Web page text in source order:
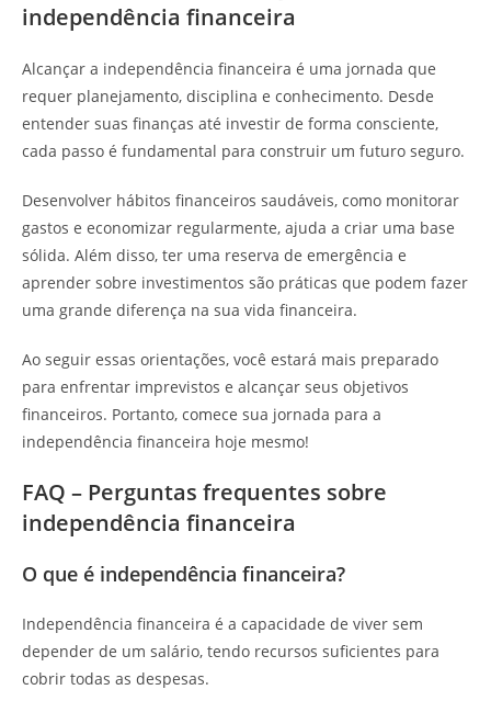
independência financeira
Alcançar a independência financeira é uma jornada que
requer planejamento, disciplina e conhecimento. Desde
entender suas finanças até investir de forma consciente,
cada passo é fundamental para construir um futuro seguro.
Desenvolver hábitos financeiros saudáveis, como monitorar
gastos e economizar regularmente, ajuda a criar uma base
sólida. Além disso, ter uma reserva de emergência e
aprender sobre investimentos são práticas que podem fazer
uma grande diferença na sua vida financeira.
Ao seguir essas orientações, você estará mais preparado
para enfrentar imprevistos e alcançar seus objetivos
financeiros. Portanto, comece sua jornada para a
independência financeira hoje mesmo!
FAQ – Perguntas frequentes sobre
independência financeira
O que é independência financeira?
Independência financeira é a capacidade de viver sem
depender de um salário, tendo recursos suficientes para
cobrir todas as despesas.